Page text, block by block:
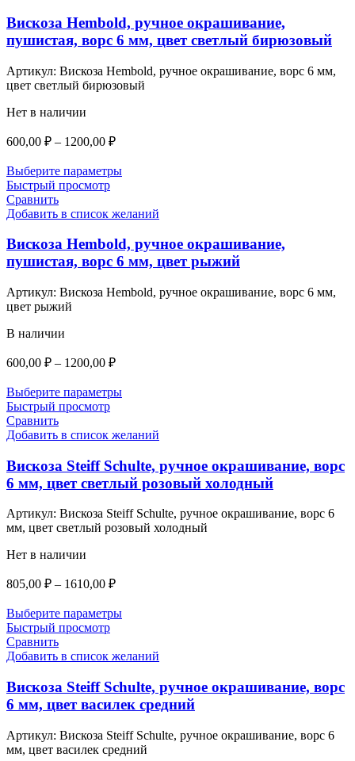
Вискоза Hembold, ручное окрашивание,
пушистая, ворс 6 мм, цвет светлый бирюзовый
Артикул: Вискоза Hembold, ручное окрашивание, ворс 6 мм,
цвет светлый бирюзовый
Нет в наличии
600,00 ₽ – 1200,00 ₽Диапазон
600,00 ₽
Выберите параметры
Быстрый просмотр
Сравнить
Добавить в список желаний
Вискоза Hembold, ручное окрашивание,
пушистая, ворс 6 мм, цвет рыжий
Артикул: Вискоза Hembold, ручное окрашивание, ворс 6 мм,
цвет рыжий
В наличии
600,00 ₽ – 1200,00 ₽Диапазон
600,00 ₽
Выберите параметры
Быстрый просмотр
Сравнить
Добавить в список желаний
Вискоза Steiff Schulte, ручное окрашивание, ворс
6 мм, цвет светлый розовый холодный
Артикул: Вискоза Steiff Schulte, ручное окрашивание, ворс 6
мм, цвет светлый розовый холодный
Нет в наличии
805,00 ₽ – 1610,00 ₽Диапазон
805,00 ₽
Выберите параметры
Быстрый просмотр
Сравнить
Добавить в список желаний
Вискоза Steiff Schulte, ручное окрашивание, ворс
6 мм, цвет василек средний
Артикул: Вискоза Steiff Schulte, ручное окрашивание, ворс 6
мм, цвет василек средний